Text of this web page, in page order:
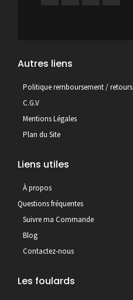
Autres liens
Politique remboursement / retours
C.G.V
Mentions Légales
Plan du Site
Liens utiles
À propos
Questions fréquentes
Suivre ma Commande
Blog
Contactez-nous
Les foulards